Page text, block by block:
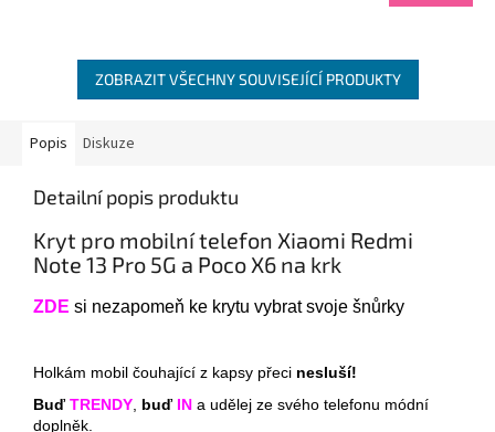
ZOBRAZIT VŠECHNY SOUVISEJÍCÍ PRODUKTY
Popis Diskuze
Detailní popis produktu
Kryt pro mobilní telefon Xiaomi Redmi
Note 13 Pro 5G a Poco X6 na krk